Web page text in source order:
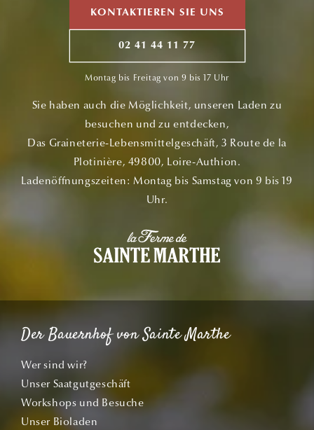
KONTAKTIEREN SIE UNS
02 41 44 11 77
Montag bis Freitag von 9 bis 17 Uhr
Sie haben auch die Möglichkeit, unseren Laden zu
besuchen und zu entdecken,
Das Graineterie-Lebensmittelgeschäft, 3 Route de la
Plotinière, 49800, Loire-Authion.
Ladenöffnungszeiten: Montag bis Samstag von 9 bis 19
Uhr.
Der Bauernhof von Sainte Marthe
Wer sind wir?
Unser Saatgutgeschäft
Workshops und Besuche
Unser Bioladen